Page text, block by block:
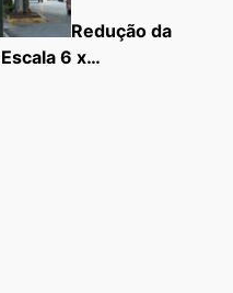
Redução da
6 x…